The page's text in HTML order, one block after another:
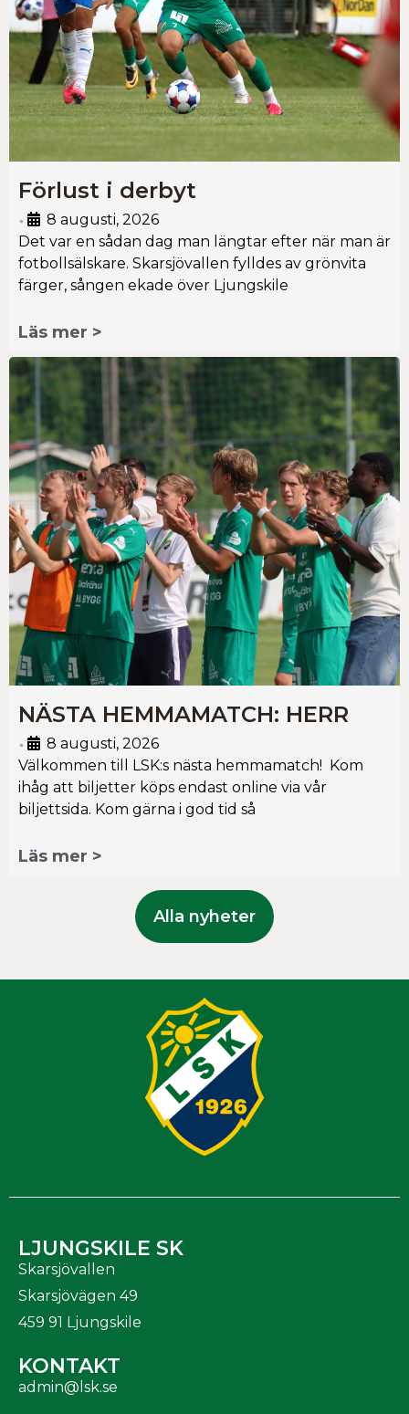
Förlust i derbyt
•
8 augusti, 2026
Det var en sådan dag man längtar efter när man är
fotbollsälskare. Skarsjövallen fylldes av grönvita
färger, sången ekade över Ljungskile
Läs mer >
NÄSTA HEMMAMATCH: HERR
•
8 augusti, 2026
Välkommen till LSK:s nästa hemmamatch! Kom
ihåg att biljetter köps endast online via vår
biljettsida. Kom gärna i god tid så
Läs mer >
Alla nyheter
LJUNGSKILE SK
Skarsjövallen
Skarsjövägen 49
459 91 Ljungskile
KONTAKT
admin@lsk.se